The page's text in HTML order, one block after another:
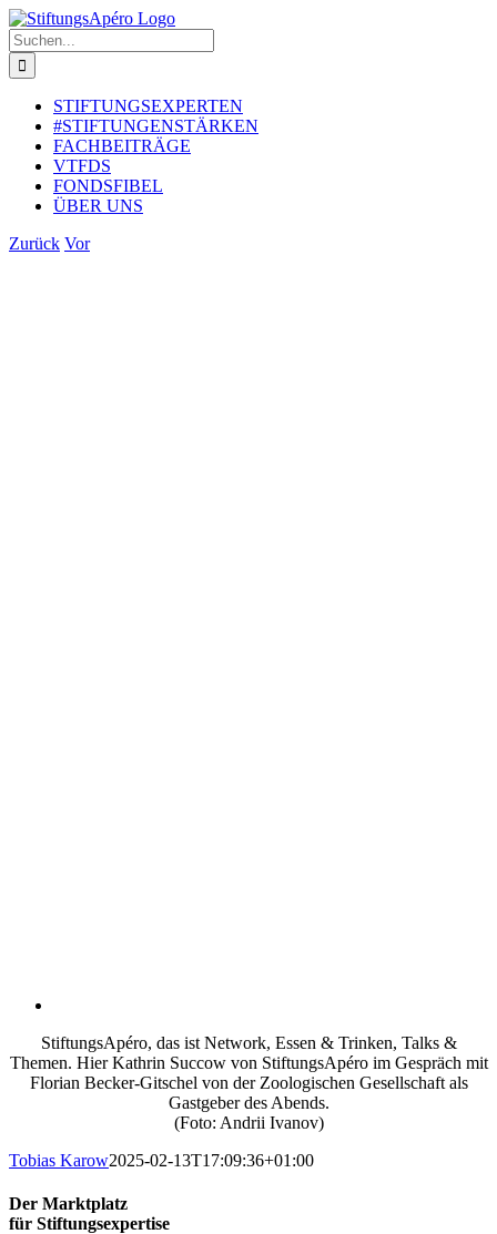
Zum
Inhalt
springen
Suche
nach:
STIFTUNGSEXPERTEN
#STIFTUNGENSTÄRKEN
FACHBEITRÄGE
VTFDS
FONDSFIBEL
ÜBER UNS
Zurück Vor
StiftungsApéro, das ist Network, Essen & Trinken, Talks &
Themen. Hier Kathrin Succow von StiftungsApéro im Gespräch mit
Florian Becker-Gitschel von der Zoologischen Gesellschaft als
Gastgeber des Abends.
(Foto: Andrii Ivanov)
Tobias Karow2025-02-13T17:09:36+01:00
Der Marktplatz
für Stiftungsexpertise